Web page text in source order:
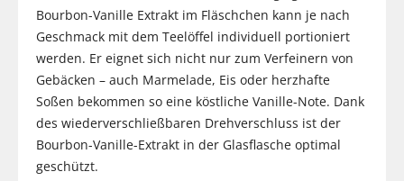
Bourbon-Vanille Extrakt im Fläschchen kann je nach
Geschmack mit dem Teelöffel individuell portioniert
werden. Er eignet sich nicht nur zum Verfeinern von
Gebäcken – auch Marmelade, Eis oder herzhafte
Soßen bekommen so eine köstliche Vanille-Note. Dank
des wiederverschließbaren Drehverschluss ist der
Bourbon-Vanille-Extrakt in der Glasflasche optimal
geschützt.